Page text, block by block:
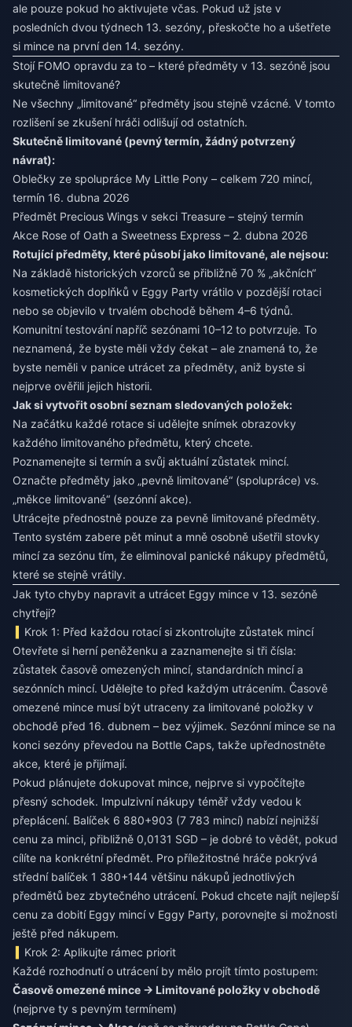
ale pouze pokud ho aktivujete včas. Pokud už jste v
posledních dvou týdnech 13. sezóny, přeskočte ho a ušetřete
si mince na první den 14. sezóny.
Stojí FOMO opravdu za to – které předměty v 13. sezóně jsou
skutečně limitované?
Ne všechny „limitované“ předměty jsou stejně vzácné. V tomto
rozlišení se zkušení hráči odlišují od ostatních.
Skutečně limitované (pevný termín, žádný potvrzený
návrat):
Oblečky ze spolupráce My Little Pony – celkem 720 mincí,
termín 16. dubna 2026
Předmět Precious Wings v sekci Treasure – stejný termín
Akce Rose of Oath a Sweetness Express – 2. dubna 2026
Rotující předměty, které působí jako limitované, ale nejsou:
Na základě historických vzorců se přibližně 70 % „akčních“
kosmetických doplňků v Eggy Party vrátilo v pozdější rotaci
nebo se objevilo v trvalém obchodě během 4–6 týdnů.
Komunitní testování napříč sezónami 10–12 to potvrzuje. To
neznamená, že byste měli vždy čekat – ale znamená to, že
byste neměli v panice utrácet za předměty, aniž byste si
nejprve ověřili jejich historii.
Jak si vytvořit osobní seznam sledovaných položek:
Na začátku každé rotace si udělejte snímek obrazovky
každého limitovaného předmětu, který chcete.
Poznamenejte si termín a svůj aktuální zůstatek mincí.
Označte předměty jako „pevně limitované“ (spolupráce) vs.
„měkce limitované“ (sezónní akce).
Utrácejte přednostně pouze za pevně limitované předměty.
Tento systém zabere pět minut a mně osobně ušetřil stovky
mincí za sezónu tím, že eliminoval panické nákupy předmětů,
které se stejně vrátily.
Jak tyto chyby napravit a utrácet Eggy mince v 13. sezóně
chytřeji?
Krok 1: Před každou rotací si zkontrolujte zůstatek mincí
Otevřete si herní peněženku a zaznamenejte si tři čísla:
zůstatek časově omezených mincí, standardních mincí a
sezónních mincí. Udělejte to před každým utrácením. Časově
omezené mince musí být utraceny za limitované položky v
obchodě před 16. dubnem – bez výjimek. Sezónní mince se na
konci sezóny převedou na Bottle Caps, takže upřednostněte
akce, které je přijímají.
Pokud plánujete dokupovat mince, nejprve si vypočítejte
přesný schodek. Impulzivní nákupy téměř vždy vedou k
přeplácení. Balíček 6 880+903 (7 783 mincí) nabízí nejnižší
cenu za minci, přibližně 0,0131 SGD – je dobré to vědět, pokud
cílíte na konkrétní předmět. Pro příležitostné hráče pokrývá
střední balíček 1 380+144 většinu nákupů jednotlivých
předmětů bez zbytečného utrácení. Pokud chcete najít nejlepší
cenu za dobití Eggy mincí v Eggy Party, porovnejte si možnosti
ještě před nákupem.
Krok 2: Aplikujte rámec priorit
Každé rozhodnutí o utrácení by mělo projít tímto postupem:
Časově omezené mince → Limitované položky v obchodě
(nejprve ty s pevným termínem)